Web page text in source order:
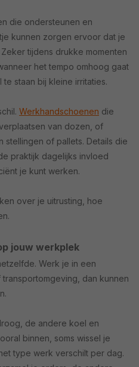
die ondersteunen en
kunnen zorgen ervoor dat je
tijdens drukke momenten
het tempo omhoog gaat
staan bij kleine irritaties.
Werkhandschoenen die
van dozen, of
stellingen of pallets. Details die
praktijk dagelijks invloed
je kunt werken.
over je uitrusting, hoe
jouw werkplek
Werk je in een
dan kunnen
de andere koel en
binnen, soms wissel je
type werk verschilt per dag.